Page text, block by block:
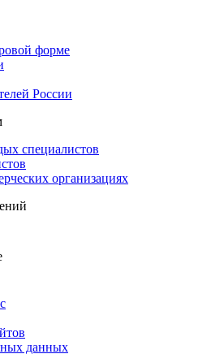
форме
России
специалистов
организациях
данных